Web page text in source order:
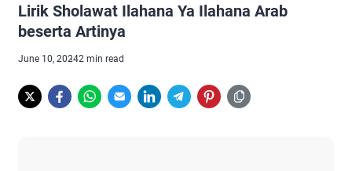
Lirik Sholawat Ilahana Ya Ilahana Arab
beserta Artinya
June 10, 20242 min read